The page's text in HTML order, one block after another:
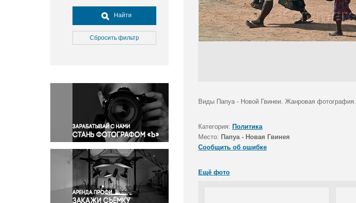
Досуг, туризм и отдых
Культура
Медицина
Окружающая среда
Политика
Правосудие
Происшествия и конфликты
Религия
Светская жизнь
Спорт
Экология
Экономика и бизнес
Найти
Сбросить фильтр
Виды Папуа - Новой Гвинеи. Жанровая фотография.
Категория: Политика
Место: Папуа - Новая Гвинея
Сообщить об ошибке
Ещё фото